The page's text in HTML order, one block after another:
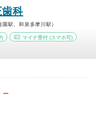
科
駅、和泉多摩川駅）
マイナ受付 (スマホ可)
－